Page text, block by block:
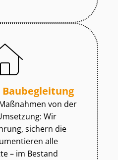
Baubegleitung
von der
Wir
sichern die
alle
– im Bestand